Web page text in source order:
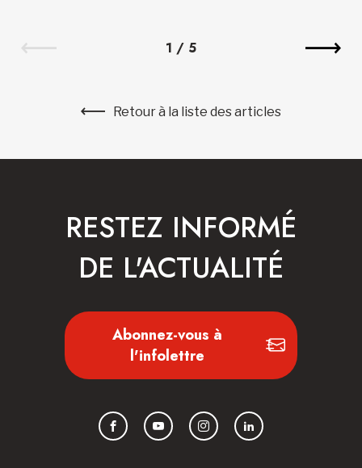
1 / 5
Retour à la liste des articles
RESTEZ INFORMÉ
DE L'ACTUALITÉ
Abonnez-vous à
l'infolettre
FacebookYouTubeInstagramLinkedIn